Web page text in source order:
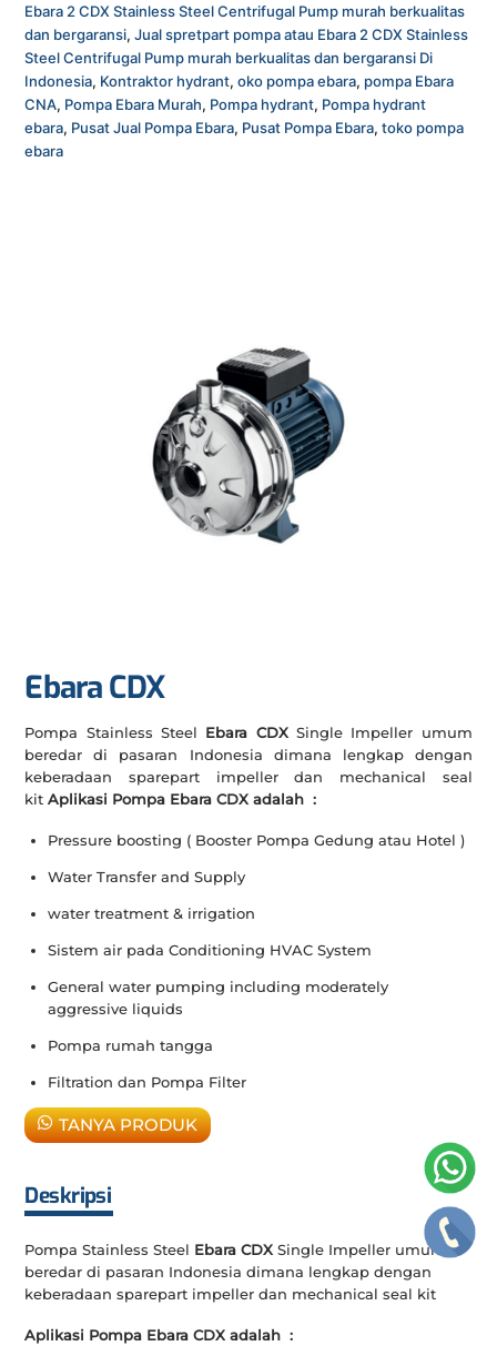
Ebara 2 CDX Stainless Steel Centrifugal Pump murah berkualitas
dan bergaransi,Jual spretpart pompa atau Ebara 2 CDX Stainless
Steel Centrifugal Pump murah berkualitas dan bergaransi Di
Indonesia, Kontraktor hydrant,oko pompa ebara, pompa Ebara
CNA, Pompa Ebara Murah, Pompa hydrant, Pompa hydrant
ebara, Pusat Jual Pompa Ebara, Pusat Pompa Ebara,toko pompa
ebara
Ebara CDX
Pompa Stainless Steel Ebara CDXSingle Impeller umum
beredar di pasaran Indonesia dimana lengkap dengan
keberadaan sparepart impeller dan mechanical seal
kitAplikasi Pompa Ebara CDX adalah :
Pressure boosting ( Booster Pompa Gedung atau Hotel )
Water Transfer and Supply
water treatment & irrigation
Sistem air pada Conditioning HVAC System
General water pumping including moderately
aggressive liquids
Pompa rumah tangga
Filtration dan Pompa Filter
TANYA PRODUK
Deskripsi
Pompa Stainless Steel Ebara CDX Single Impeller umum
beredar di pasaran Indonesia dimana lengkap dengan
keberadaan sparepart impeller dan mechanical seal kit
Aplikasi Pompa Ebara CDX adalah :